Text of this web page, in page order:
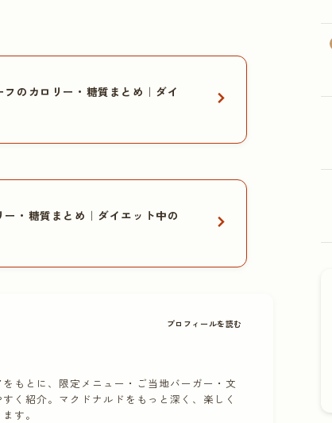
のカロリー・糖質まとめ｜ダイ
・糖質まとめ｜ダイエット中の
もとに、限定メニュー・ご当地バーガー・文
く紹介。マクドナルドをもっと深く、楽しく
す。
プロフィールを読む